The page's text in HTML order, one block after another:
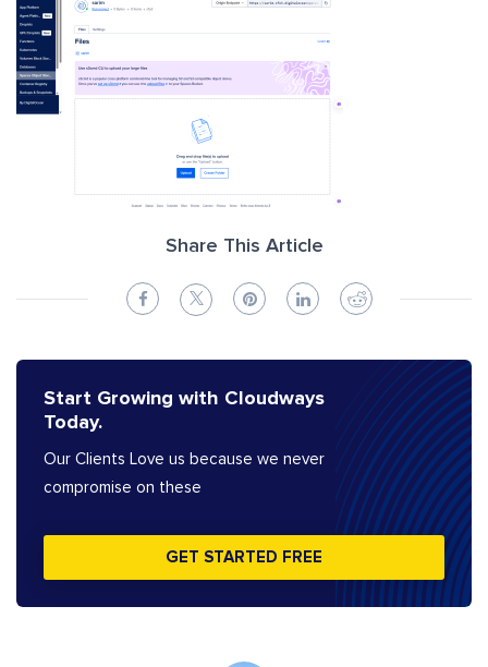
Share This Article
Start Growing with Cloudways
Today.
Our Clients Love us because we never
compromise on these
GET STARTED FREE